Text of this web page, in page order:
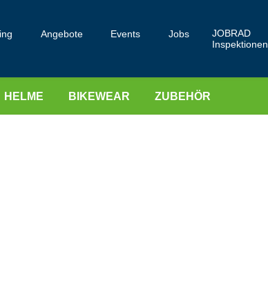
Angebote Events Jobs
JOBRAD
Inspektionen
HELME BIKEWEAR ZUBEHÖR